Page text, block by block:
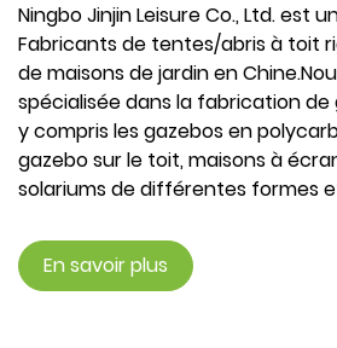
Ningbo Jinjin Leisure Co., Ltd. est
Fabricants de tentes/abris à toit
de maisons de jardin en Chine
spécialisée dans la fabrication
y compris les gazebos en
gazebo sur le toit, maisons à
solariums de différentes formes
En savoir plus